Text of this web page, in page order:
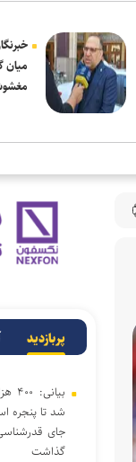
میان
پربازدید
شد تا پنجره
گذاشت